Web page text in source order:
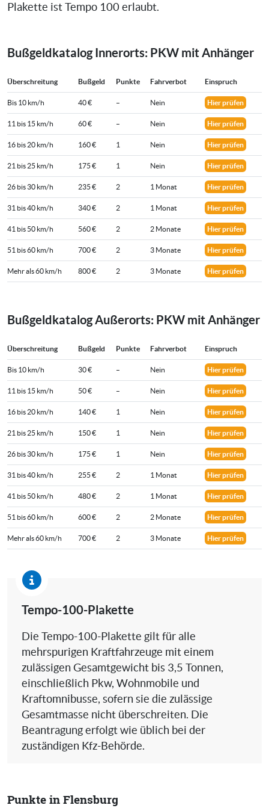
Plakette ist Tempo 100 erlaubt.
Bußgeldkatalog Innerorts: PKW mit Anhänger
Überschreitung Bußgeld Punkte Fahrverbot Einspruch
Bis 10 km/h 40 € – Nein Hier prüfen
11 bis 15 km/h 60 € – Nein Hier prüfen
16 bis 20 km/h 160 € 1 Nein Hier prüfen
21 bis 25 km/h 175 € 1 Nein Hier prüfen
26 bis 30 km/h 235 € 2 1 Monat Hier prüfen
31 bis 40 km/h 340 € 2 1 Monat Hier prüfen
41 bis 50 km/h 560 € 2 2 Monate Hier prüfen
51 bis 60 km/h 700 € 2 3 Monate Hier prüfen
Mehr als 60 km/h 800 € 2 3 Monate Hier prüfen
Bußgeldkatalog Außerorts: PKW mit Anhänger
Überschreitung Bußgeld Punkte Fahrverbot Einspruch
Bis 10 km/h 30 € – Nein Hier prüfen
11 bis 15 km/h 50 € – Nein Hier prüfen
16 bis 20 km/h 140 € 1 Nein Hier prüfen
21 bis 25 km/h 150 € 1 Nein Hier prüfen
26 bis 30 km/h 175 € 1 Nein Hier prüfen
31 bis 40 km/h 255 € 2 1 Monat Hier prüfen
41 bis 50 km/h 480 € 2 1 Monat Hier prüfen
51 bis 60 km/h 600 € 2 2 Monate Hier prüfen
Mehr als 60 km/h 700 € 2 3 Monate Hier prüfen
Tempo-100-Plakette
Die Tempo-100-Plakette gilt für alle
mehrspurigen Kraftfahrzeuge mit einem
zulässigen Gesamtgewicht bis 3,5 Tonnen,
einschließlich Pkw, Wohnmobile und
Kraftomnibusse, sofern sie die zulässige
Gesamtmasse nicht überschreiten. Die
Beantragung erfolgt wie üblich bei der
zuständigen Kfz-Behörde.
Punkte in Flensburg